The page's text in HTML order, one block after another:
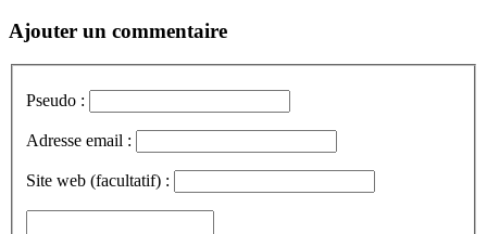
Ajouter un commentaire
Pseudo :
Adresse email :
Site web (facultatif) :